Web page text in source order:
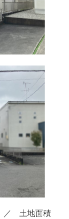
／ 土地面積